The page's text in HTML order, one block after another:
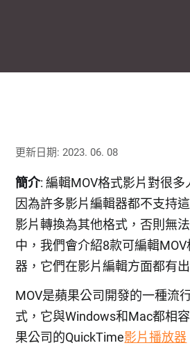
更新日期: 2023. 06. 08
簡介: 編輯MOV格式影片對很多
因為許多影片編輯器都不支持
影片轉換為其他格式，否則無
中，我們會介紹8款可編輯
器，它們在影片編輯方面都有
MOV是蘋果公司開發的一種流
式，它與Windows和Mac都相
果公司的QuickTime影片播放器